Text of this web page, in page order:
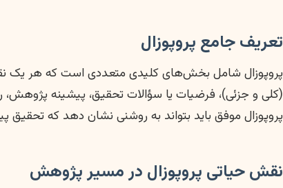
تعریف جامع پروپوزال
پروپوزال شامل بخش‌های کلیدی متعددی است که هر یک
(کلی و جزئی)، فرضیات یا سؤالات تحقیق، پیشینه
پروپوزال موفق باید بتواند به روشنی نشان دهد که
نقش حیاتی پروپوزال در مسیر پژوهش